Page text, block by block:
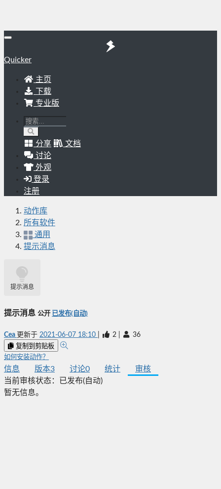
Quicker
主页
下载
专业版
分享
文档
讨论
外观
登录
注册
动作库
所有软件
通用
提示消息
提示消息
提示消息 公开 已发布(自动)
Cea 更新于 2021-06-07 18:10 2 36
复制到剪贴板
如何安装动作？
信息 版本3 讨论0 统计
审核
当前审核状态：
已发布(自动)
暂无信息。